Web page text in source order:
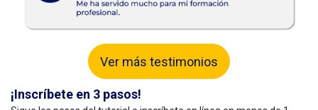
Ver más testimonios
¡Inscríbete en 3 pasos!